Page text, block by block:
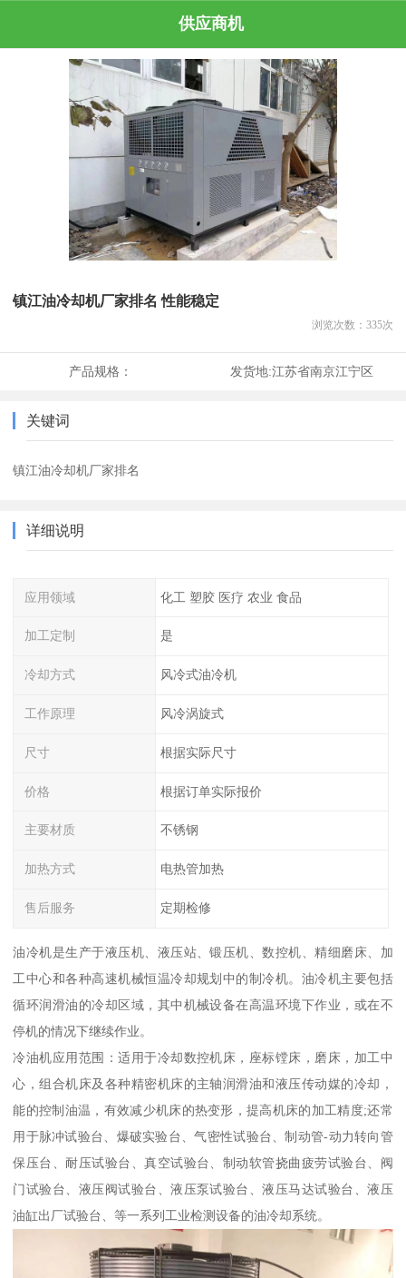
供应商机
镇江油冷却机厂家排名 性能稳定
浏览次数： 335次
产品规格： 发货地:江苏省南京江宁区
关键词
镇江油冷却机厂家排名
详细说明
应用领域 化工 塑胶 医疗 农业 食品
加工定制 是
冷却方式 风冷式油冷机
工作原理 风冷涡旋式
尺寸 根据实际尺寸
价格 根据订单实际报价
主要材质 不锈钢
加热方式 电热管加热
售后服务 定期检修
油冷机是生产于液压机、液压站、锻压机、数控机、精细磨床、加
工中心和各种高速机械恒温冷却规划中的制冷机。油冷机主要包括
循环润滑油的冷却区域，其中机械设备在高温环境下作业，或在不
停机的情况下继续作业。
冷油机应用范围：适用于冷却数控机床，座标镗床，磨床，加工中
心，组合机床及各种精密机床的主轴润滑油和液压传动媒的冷却，
能的控制油温，有效减少机床的热变形，提高机床的加工精度;还常
用于脉冲试验台、爆破实验台、气密性试验台、制动管-动力转向管
保压台、耐压试验台、真空试验台、制动软管挠曲疲劳试验台、阀
门试验台、液压阀试验台、液压泵试验台、液压马达试验台、液压
油缸出厂试验台、等一系列工业检测设备的油冷却系统。